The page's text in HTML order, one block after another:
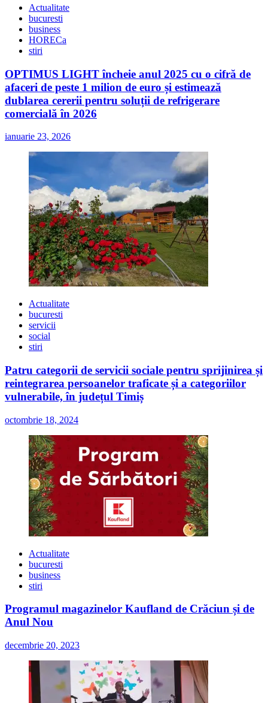
Actualitate
bucuresti
business
HORECa
stiri
OPTIMUS LIGHT încheie anul 2025 cu o cifră de
afaceri de peste 1 milion de euro și estimează
dublarea cererii pentru soluții de refrigerare
comercială în 2026
ianuarie 23, 2026
Actualitate
bucuresti
servicii
social
stiri
Patru categorii de servicii sociale pentru sprijinirea și
reintegrarea persoanelor traficate și a categoriilor
vulnerabile, în județul Timiș
octombrie 18, 2024
Actualitate
bucuresti
business
stiri
Programul magazinelor Kaufland de Crăciun și de
Anul Nou
decembrie 20, 2023